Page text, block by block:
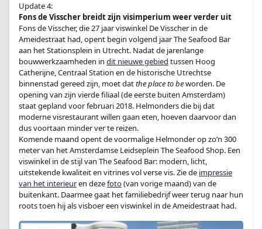
Update 4:
Fons de Visscher breidt zijn visimperium weer verder uit
Fons de Visscher, die 27 jaar viswinkel De Visscher in de
Ameidestraat had, opent begin volgend jaar The Seafood Bar
aan het Stationsplein in Utrecht. Nadat de jarenlange
bouwwerkzaamheden in dit nieuwe gebied tussen Hoog
Catherijne, Centraal Station en de historische Utrechtse
binnenstad gereed zijn, moet datthe place to beworden. De
opening van zijn vierde filiaal (de eerste buiten Amsterdam)
staat gepland voor februari 2018. Helmonders die bij dat
moderne visrestaurant willen gaan eten, hoeven daarvoor dan
dus voortaan minder ver te reizen.
Komende maand opent de voormalige Helmonder op zo’n 300
meter van het Amsterdamse Leidseplein The Seafood Shop. Een
viswinkel in de stijl van The Seafood Bar: modern, licht,
uitstekende kwaliteit en vitrines vol verse vis. Zie de impressie
van het interieuren dezefoto(van vorige maand) van de
buitenkant. Daarmee gaat het familiebedrijf weer terug naar hun
roots toen hij als visboer een viswinkel in de Ameidestraat had.